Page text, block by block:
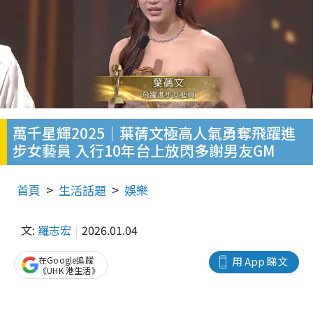
萬千星輝2025｜葉蒨文極高人氣勇奪飛躍進
步女藝員 入行10年台上放閃多謝男友GM
首頁 生活話題 娛樂
文: 羅志宏 2026.01.04
用 App 睇文
在Google追蹤
《UHK 港生活》